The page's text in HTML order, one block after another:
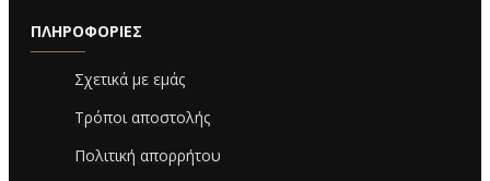
ΠΛΗΡΟΦΟΡΊΕΣ
Σχετικά με εμάς
Τρόποι αποστολής
Πολιτική απορρήτου